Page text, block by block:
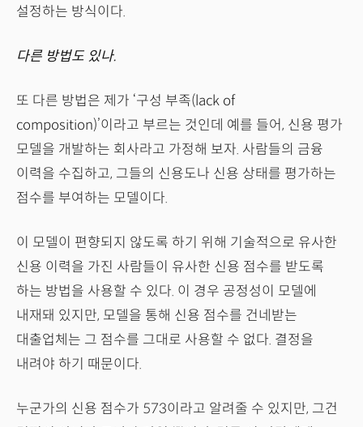
설정하는 방식이다.
다른 방법도 있나.
또 다른 방법은 제가 ‘구성 부족(lack of
composition)’이라고 부르는 것인데 예를 들어, 신용 평가
모델을 개발하는 회사라고 가정해 보자. 사람들의 금융
이력을 수집하고, 그들의 신용도나 신용 상태를 평가하는
점수를 부여하는 모델이다.
이 모델이 편향되지 않도록 하기 위해 기술적으로 유사한
신용 이력을 가진 사람들이 유사한 신용 점수를 받도록
하는 방법을 사용할 수 있다. 이 경우 공정성이 모델에
내재돼 있지만, 모델을 통해 신용 점수를 건네받는
대출업체는 그 점수를 그대로 사용할 수 없다. 결정을
내려야 하기 때문이다.
누군가의 신용 점수가 573이라고 알려줄 수 있지만, 그건